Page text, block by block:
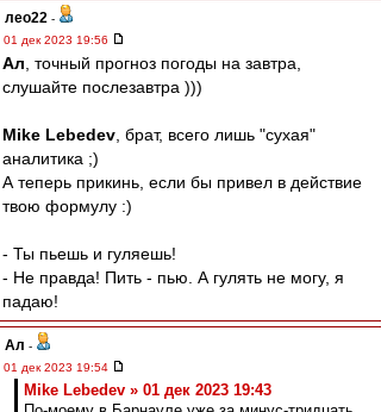
лео22 -
01 дек 2023 19:56
Ал , точный прогноз погоды на завтра,
слушайте послезавтра )))
Mike Lebedev , брат, всего лишь "сухая"
аналитика ;)
А теперь прикинь, если бы привел в действие
твою формулу :)
- Ты пьешь и гуляешь!
- Не правда! Пить - пью. А гулять не могу, я
падаю!
Ал -
01 дек 2023 19:54
Mike Lebedev » 01 дек 2023 19:43